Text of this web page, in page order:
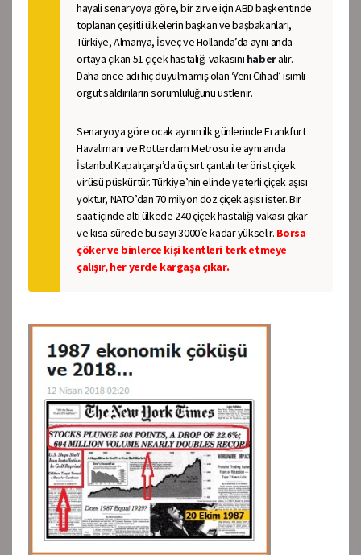
hayali senaryoya göre, bir zirve için ABD başkentinde
toplanan çeşitli ülkelerin başkan ve başbakanları,
Türkiye, Almanya, İsveç ve Hollanda’da aynı anda
ortaya çıkan 51 çiçek hastalığı vakasını haberalır.
Daha önce adı hiç duyulmamış olan ‘Yeni Cihad’ isimli
örgüt saldırıların sorumluluğunu üstlenir.
Senaryoya göre ocak ayının ilk günlerinde Frankfurt
Havalimanı ve Rotterdam Metrosu ile aynı anda
İstanbul Kapalıçarşı’da üç sırt çantalı terörist çiçek
virüsü püskürtür. Türkiye’nin elinde yeterli çiçek aşısı
yoktur, NATO’dan 70 milyon doz çiçek aşısı ister. Bir
saat içinde altı ülkede 240 çiçek hastalığı vakası çıkar
ve kısa sürede bu sayı 3000’e kadar yükselir. Borsa
çöker ve binlerce kişi kentleri terk etmeye
çalışır, her yerde kargaşa çıkar.